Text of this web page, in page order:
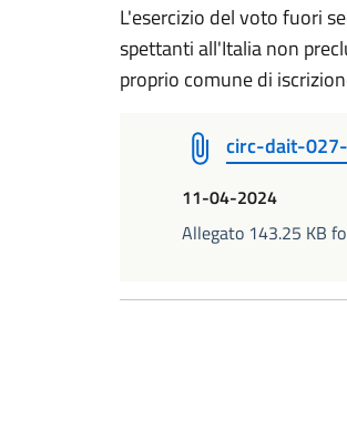
L'esercizio del voto fuori
spettanti all'Italia non
proprio comune di
circ-dait-
11-04-2024
Allegato 143.25 KB